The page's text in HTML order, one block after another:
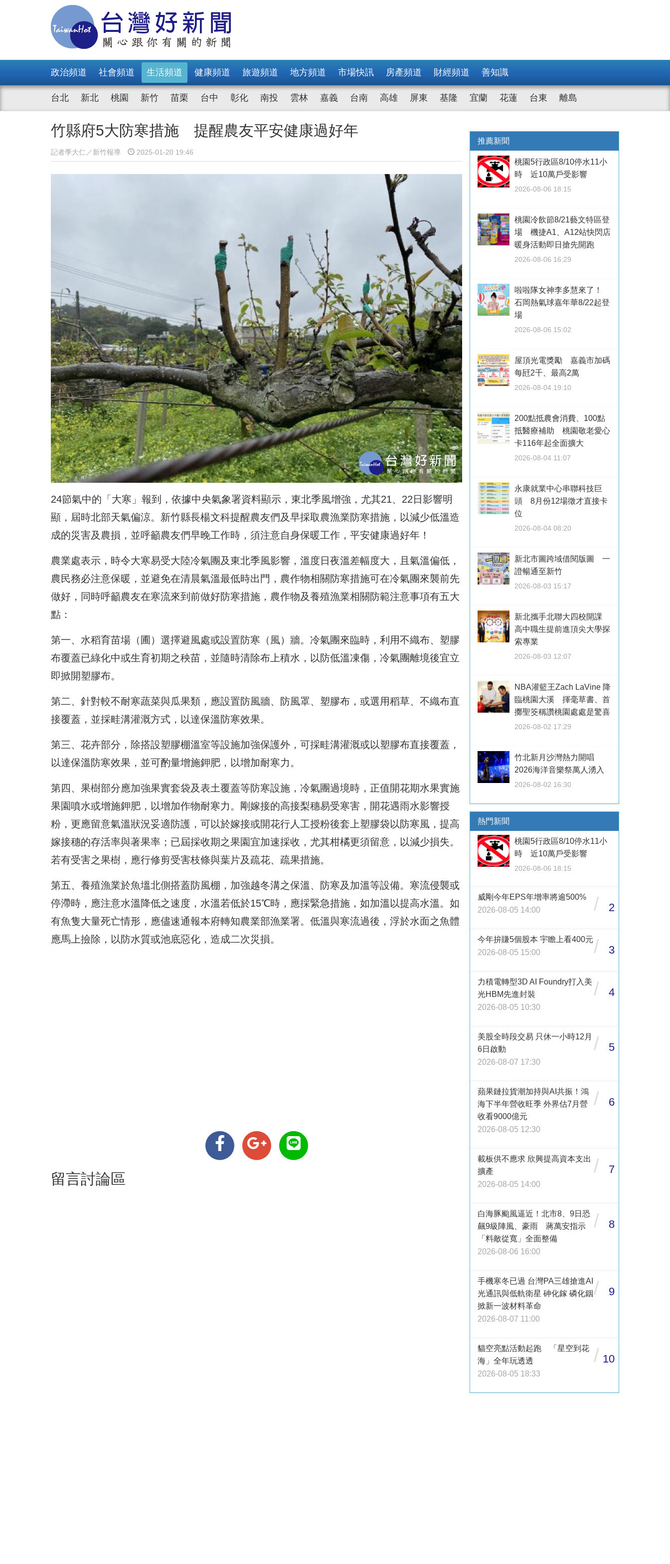
政治頻道 社會頻道 生活頻道 健康頻道 旅遊頻道 地方頻道 市場快訊 房產頻道 財經頻道 善知識
台北 新北 桃園 新竹 苗栗 台中 彰化 南投 雲林 嘉義 台南 高雄 屏東 基隆 宜蘭 花蓮 台東 離島
竹縣府5大防寒措施 提醒農友平安健康過好年
記者季大仁／新竹報導 2025-01-20 19:46
24節氣中的「大寒」報到，依據中央氣象署資料顯示，東北季風增強，尤其21、22日影響明
顯，屆時北部天氣偏涼。新竹縣長楊文科提醒農友們及早採取農漁業防寒措施，以減少低溫造
成的災害及農損，並呼籲農友們早晚工作時，須注意自身保暖工作，平安健康過好年！
農業處表示，時令大寒易受大陸冷氣團及東北季風影響，溫度日夜溫差幅度大，且氣溫偏低，
農民務必注意保暖，並避免在清晨氣溫最低時出門，農作物相關防寒措施可在冷氣團來襲前先
做好，同時呼籲農友在寒流來到前做好防寒措施，農作物及養殖漁業相關防範注意事項有五大
點：
第一、水稻育苗場（圃）選擇避風處或設置防寒（風）牆。冷氣團來臨時，利用不織布、塑膠
布覆蓋已綠化中或生育初期之秧苗，並隨時清除布上積水，以防低溫凍傷，冷氣團離境後宜立
即掀開塑膠布。
第二、針對較不耐寒蔬菜與瓜果類，應設置防風牆、防風罩、塑膠布，或選用稻草、不織布直
接覆蓋，並採畦溝灌溉方式，以達保溫防寒效果。
第三、花卉部分，除搭設塑膠棚溫室等設施加強保護外，可採畦溝灌溉或以塑膠布直接覆蓋，
以達保溫防寒效果，並可酌量增施鉀肥，以增加耐寒力。
第四、果樹部分應加強果實套袋及表土覆蓋等防寒設施，冷氣團過境時，正值開花期水果實施
果園噴水或增施鉀肥，以增加作物耐寒力。剛嫁接的高接梨穗易受寒害，開花遇雨水影響授
粉，更應留意氣溫狀況妥適防護，可以於嫁接或開花行人工授粉後套上塑膠袋以防寒風，提高
嫁接穗的存活率與著果率；已屆採收期之果園宜加速採收，尤其柑橘更須留意，以減少損失。
若有受害之果樹，應行修剪受害枝條與葉片及疏花、疏果措施。
第五、養殖漁業於魚塭北側搭蓋防風棚，加強越冬溝之保溫、防寒及加溫等設備。寒流侵襲或
停滯時，應注意水溫降低之速度，水溫若低於15℃時，應採緊急措施，如加溫以提高水溫。如
有魚隻大量死亡情形，應儘速通報本府轉知農業部漁業署。低溫與寒流過後，浮於水面之魚體
應馬上撿除，以防水質或池底惡化，造成二次災損。
留言討論區
推薦新聞
桃園5行政區8/10停水11小
時 近10萬戶受影響
2026-08-06 18:15
桃園冷飲節8/21藝文特區登
場 機捷A1、A12站快閃店
暖身活動即日搶先開跑
2026-08-06 16:29
啦啦隊女神李多慧來了！
石岡熱氣球嘉年華8/22起登
場
2026-08-06 15:02
屋頂光電獎勵 嘉義市加碼
每瓩2千、最高2萬
2026-08-04 19:10
200點抵農會消費、100點
抵醫療補助 桃園敬老愛心
卡116年起全面擴大
2026-08-04 11:07
永康就業中心串聯科技巨
頭 8月份12場徵才直接卡
位
2026-08-04 08:20
新北市圖跨域借閱版圖 一
證暢通至新竹
2026-08-03 15:17
新北攜手北聯大四校開課
高中職生提前進頂尖大學探
索專業
2026-08-03 12:07
NBA灌籃王Zach LaVine 降
臨桃園大溪 揮毫草書、首
擲聖筊稱讚桃園處處是驚喜
2026-08-02 17:29
竹北新月沙灣熱力開唱
2026海洋音樂祭萬人湧入
2026-08-02 16:30
熱門新聞
桃園5行政區8/10停水11小
時 近10萬戶受影響
2026-08-06 18:15
威剛今年EPS年增率將逾500%
2026-08-05 14:00
/ 2
今年拚賺5個股本 宇瞻上看400元
2026-08-05 15:00
/ 3
力積電轉型3D AI Foundry打入美
光HBM先進封裝
2026-08-05 10:30
/ 4
美股全時段交易 只休一小時12月
6日啟動
2026-08-07 17:30
/ 5
蘋果鏈拉貨潮加持與AI共振！鴻
海下半年營收旺季 外界估7月營
收看9000億元
2026-08-05 12:30
/ 6
載板供不應求 欣興提高資本支出
擴產
2026-08-05 14:00
/ 7
白海豚颱風逼近！北市8、9日恐
飆9級陣風、豪雨 蔣萬安指示
「料敵從寬」全面整備
2026-08-06 16:00
/ 8
手機寒冬已過 台灣PA三雄搶進AI
光通訊與低軌衛星 砷化鎵 磷化銦
掀新一波材料革命
2026-08-07 11:00
/ 9
貓空亮點活動起跑 「星空到花
海」全年玩透透
2026-08-05 18:33
/ 10